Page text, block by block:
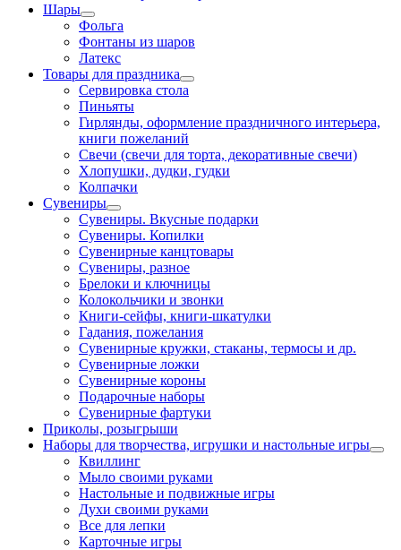
Шары
Фольга
Фонтаны из шаров
Латекс
Товары для праздника
Сервировка стола
Пиньяты
Гирлянды, оформление праздничного интерьера,
книги пожеланий
Свечи (свечи для торта, декоративные свечи)
Хлопушки, дудки, гудки
Колпачки
Сувениры
Сувениры. Вкусные подарки
Сувениры. Копилки
Сувенирные канцтовары
Сувениры, разное
Брелоки и ключницы
Колокольчики и звонки
Книги-сейфы, книги-шкатулки
Гадания, пожелания
Сувенирные кружки, стаканы, термосы и др.
Сувенирные ложки
Сувенирные короны
Подарочные наборы
Сувенирные фартуки
Приколы, розыгрыши
Наборы для творчества, игрушки и настольные игры
Квиллинг
Мыло своими руками
Настольные и подвижные игры
Духи своими руками
Все для лепки
Карточные игры